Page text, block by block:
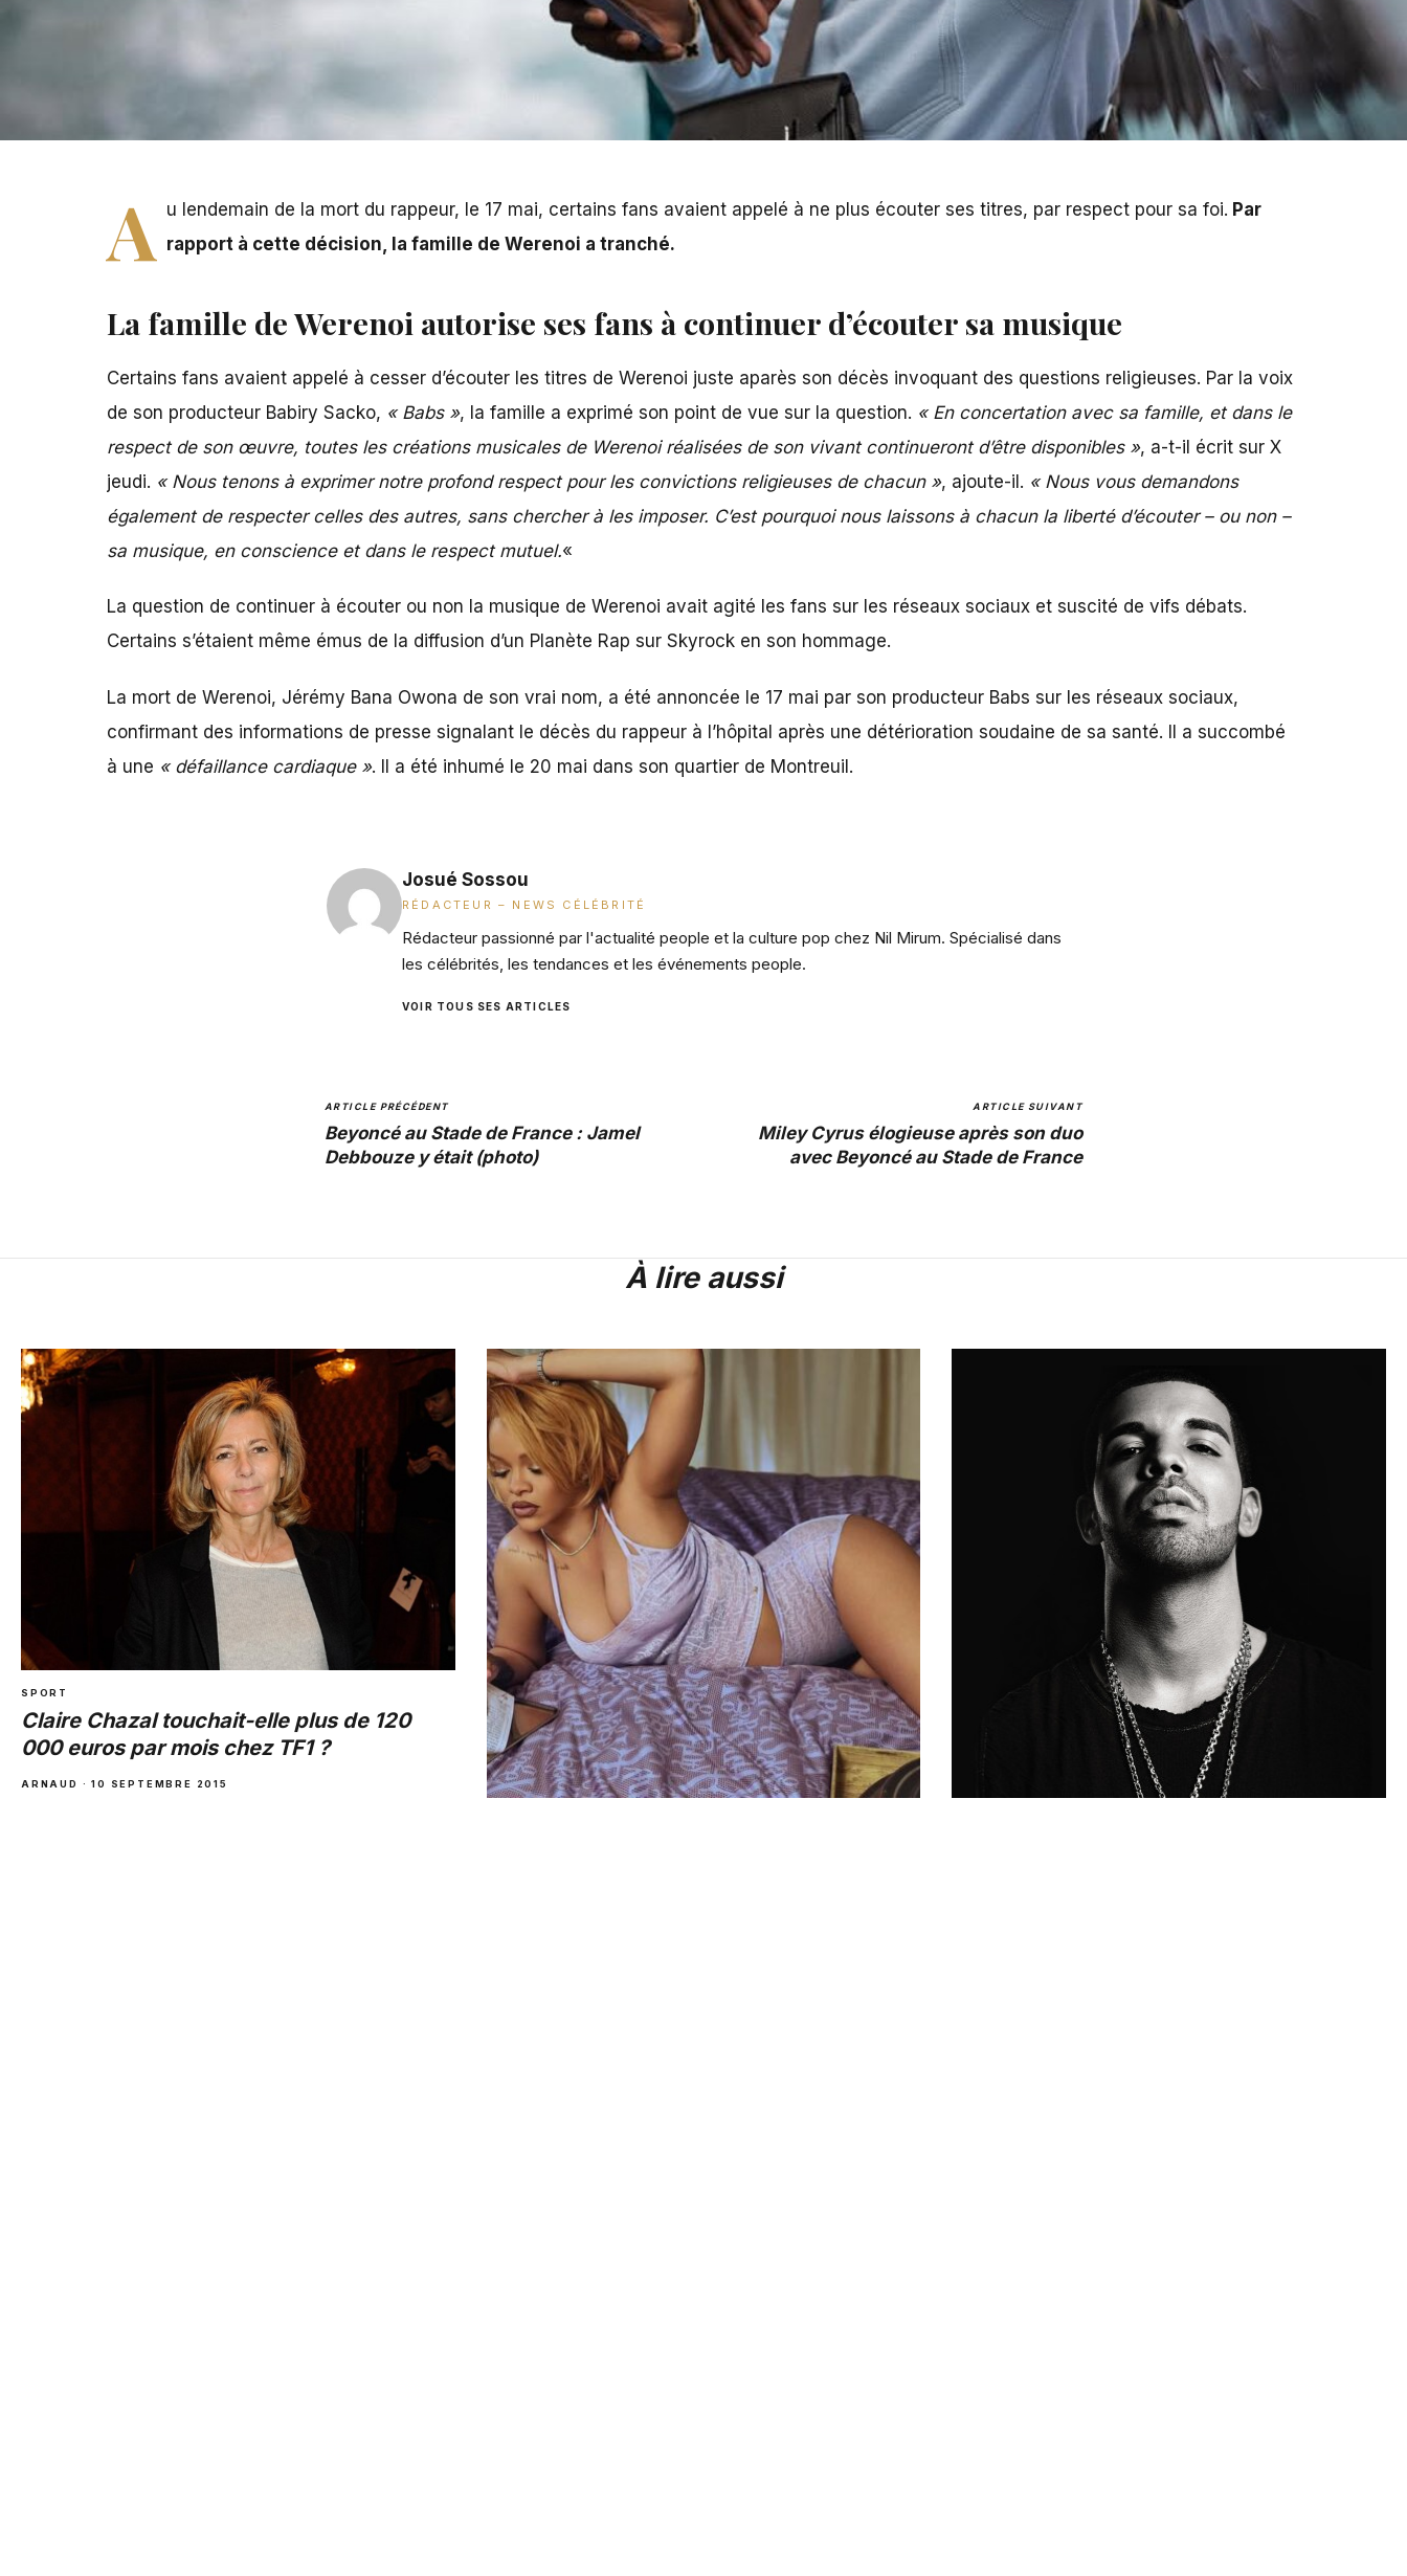
A u lendemain de la mort du rappeur, le 17 mai, certains fans avaient appelé à ne plus écouter ses titres, par respect pour sa foi. Par
rapport à cette décision, la famille de Werenoi a tranché.
La famille de Werenoi autorise ses fans à continuer d’écouter sa musique
Certains fans avaient appelé à cesser d’écouter les titres de Werenoi juste aparès son décès invoquant des questions religieuses. Par la voix
de son producteur Babiry Sacko, « Babs », la famille a exprimé son point de vue sur la question. « En concertation avec sa famille, et dans le
respect de son œuvre, toutes les créations musicales de Werenoi réalisées de son vivant continueront d’être disponibles », a-t-il écrit sur X
jeudi. « Nous tenons à exprimer notre profond respect pour les convictions religieuses de chacun », ajoute-il. « Nous vous demandons
également de respecter celles des autres, sans chercher à les imposer. C’est pourquoi nous laissons à chacun la liberté d’écouter – ou non –
sa musique, en conscience et dans le respect mutuel.«
La question de continuer à écouter ou non la musique de Werenoi avait agité les fans sur les réseaux sociaux et suscité de vifs débats.
Certains s’étaient même émus de la diffusion d’un Planète Rap sur Skyrock en son hommage.
La mort de Werenoi, Jérémy Bana Owona de son vrai nom, a été annoncée le 17 mai par son producteur Babs sur les réseaux sociaux,
confirmant des informations de presse signalant le décès du rappeur à l’hôpital après une détérioration soudaine de sa santé. Il a succombé
à une « défaillance cardiaque ». Il a été inhumé le 20 mai dans son quartier de Montreuil.
Josué Sossou
RÉDACTEUR – NEWS CÉLÉBRITÉ
Rédacteur passionné par l'actualité people et la culture pop chez Nil Mirum. Spécialisé dans
les célébrités, les tendances et les événements people.
VOIR TOUS SES ARTICLES
ARTICLE PRÉCÉDENT
Beyoncé au Stade de France : Jamel
Debbouze y était (photo)
ARTICLE SUIVANT
Miley Cyrus élogieuse après son duo
avec Beyoncé au Stade de France
À lire aussi
SPORT
Claire Chazal touchait-elle plus de 120
000 euros par mois chez TF1 ?
ARNAUD · 10 SEPTEMBRE 2015